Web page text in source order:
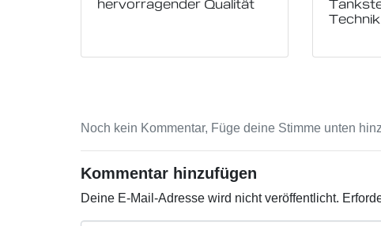
hervorragender Qualität
Noch kein Kommentar, Füge deine Stimme unten
Kommentar hinzufügen
Deine E-Mail-Adresse wird nicht veröffentlicht.